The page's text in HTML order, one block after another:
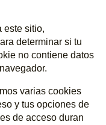
este sitio,
determinar si tu
no contiene datos
varias cookies
y tus opciones de
de acceso duran